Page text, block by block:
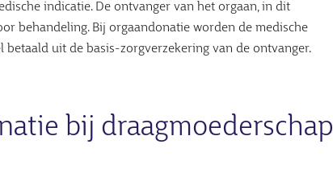
indicatie. De ontvanger van het orgaan, in dit
behandeling. Bij orgaandonatie worden de medische
uit de basis-zorgverzekering van de ontvanger.
bij draagmoederschap